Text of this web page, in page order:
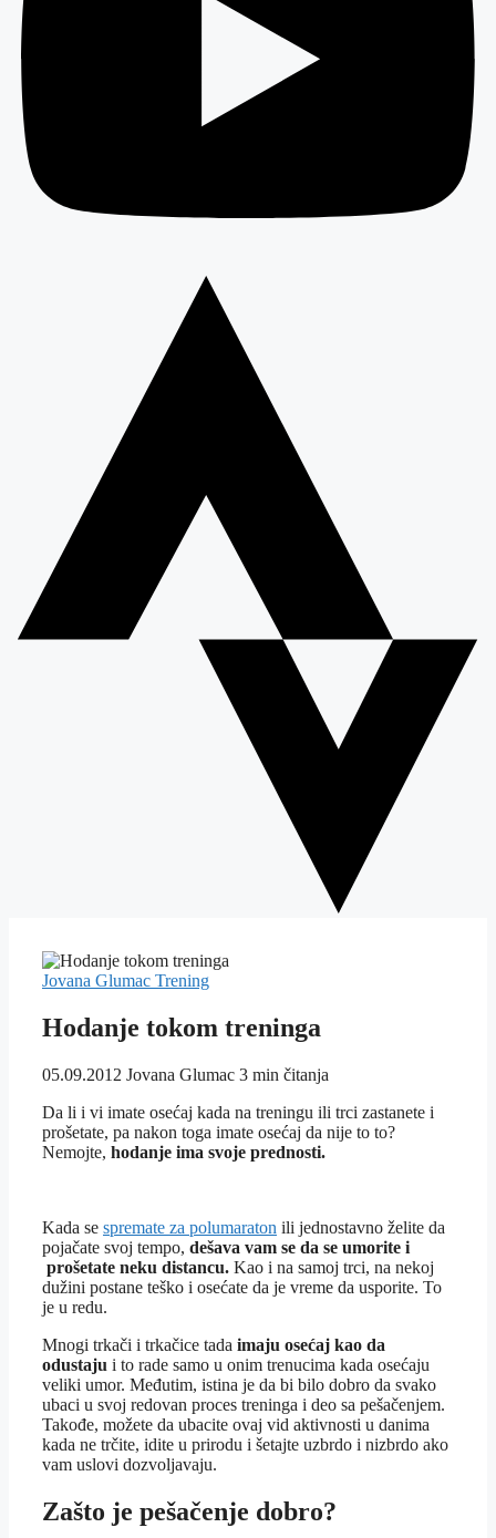
Jovana Glumac Trening
Hodanje tokom treninga
05.09.2012 Jovana Glumac 3 min čitanja
Da li i vi imate osećaj kada na treningu ili trci zastanete i
prošetate, pa nakon toga imate osećaj da nije to to?
Nemojte, hodanje ima svoje prednosti.
Kada se spremate za polumaraton ili jednostavno želite da
pojačate svoj tempo, dešava vam se da se umorite i
prošetate neku distancu. Kao i na samoj trci, na nekoj
dužini postane teško i osećate da je vreme da usporite. To
je u redu.
Mnogi trkači i trkačice tada imaju osećaj kao da
odustaju i to rade samo u onim trenucima kada osećaju
veliki umor. Međutim, istina je da bi bilo dobro da svako
ubaci u svoj redovan proces treninga i deo sa pešačenjem.
Takođe, možete da ubacite ovaj vid aktivnosti u danima
kada ne trčite, idite u prirodu i šetajte uzbrdo i nizbrdo ako
vam uslovi dozvoljavaju.
Zašto je pešačenje dobro?